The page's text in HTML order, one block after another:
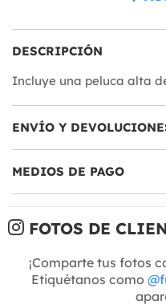
DESCRIPCIÓN
Incluye una peluca alta
ENVÍO Y
MEDIOS DE PAGO
FOTOS DE
¡Comparte tus fotos
Etiquétanos como